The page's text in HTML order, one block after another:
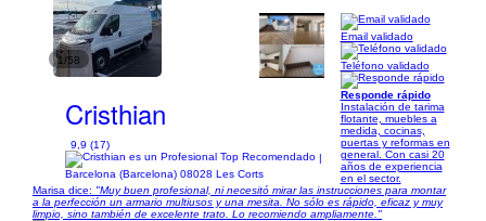
1/58
Cristhian
9,9 (17)
|
Barcelona (Barcelona) 08028 Les Corts
Email validado
Teléfono validado
Responde rápido
Instalación de tarima
flotante, muebles a
medida, cocinas,
puertas y reformas en
general. Con casi 20
años de experiencia
en el sector.
Marisa dice: "Muy buen profesional, ni necesitó mirar las instrucciones para montar
a la perfección un armario multiusos y una mesita. No sólo es rápido, eficaz y muy
limpio, sino también de excelente trato. Lo recomiendo ampliamente."